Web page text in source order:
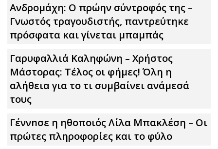
Ανδρομάχη: Ο πρώην σύντροφός της –
Γνωστός τραγουδιστής, παντρεύτηκε
πρόσφατα και γίνεται μπαμπάς
Γαρυφαλλιά Καληφώνη – Χρήστος
Μάστορας: Τέλος οι φήμες! Όλη η
αλήθεια για το τι συμβαίνει ανάμεσά
τους
Γέννnσε η ηθοποιός Λίλα Μπακλέση – Οι
πρώτες πληροφορίες και το φύλο